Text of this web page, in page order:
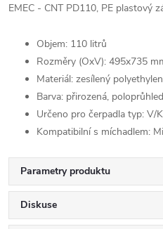
EMEC - CNT PD110, PE plastový
Objem: 110 litrů
Rozměry (OxV): 495x735
Materiál: zesílený polyethylen
Barva: přirozená,
Určeno pro čerpadla typ: V/
Kompatibilní s míchadlem:
Parametry produktu
Diskuse